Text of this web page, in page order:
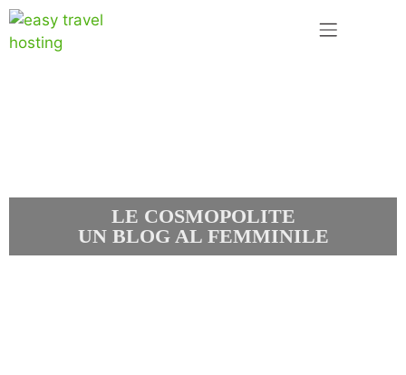
LE COSMOPOLITE
UN BLOG AL FEMMINILE